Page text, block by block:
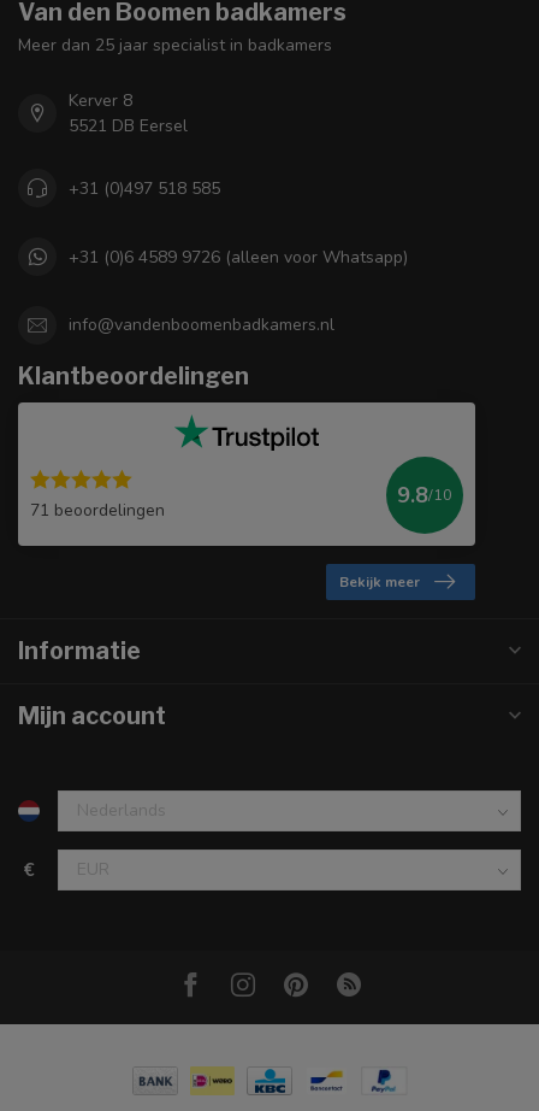
Van den Boomen badkamers
Meer dan 25 jaar specialist in badkamers
Kerver 8
5521 DB Eersel
+31 (0)497 518 585
+31 (0)6 4589 9726 (alleen voor Whatsapp)
info@vandenboomenbadkamers.nl
Klantbeoordelingen
71 beoordelingen
9.8/10
Bekijk meer
Informatie
Mijn account
€